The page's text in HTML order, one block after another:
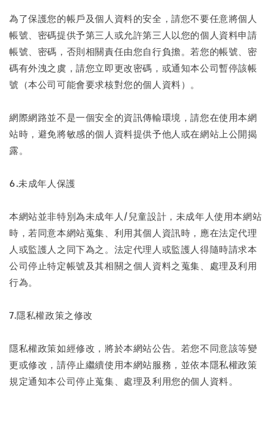
為了保護您的帳戶及個人資料的安全，請您不要任意將個人
帳號、密碼提供予第三人或允許第三人以您的個人資料申請
帳號、密碼，否則相關責任由您自行負擔。若您的帳號、密
碼有外洩之虞，請您立即更改密碼，或通知本公司暫停該帳
號（本公司可能會要求核對您的個人資料）。
網際網路並不是一個安全的資訊傳輸環境，請您在使用本網
站時，避免將敏感的個人資料提供予他人或在網站上公開揭
露。
6.未成年人保護
本網站並非特別為未成年人/兒童設計，未成年人使用本網站
時，若同意本網站蒐集、利用其個人資訊時，應在法定代理
人或監護人之同下為之。法定代理人或監護人得隨時請求本
公司停止特定帳號及其相關之個人資料之蒐集、處理及利用
行為。
7.隱私權政策之修改
隱私權政策如經修改，將於本網站公告。若您不同意該等變
更或修改，請停止繼續使用本網站服務，並依本隱私權政策
規定通知本公司停止蒐集、處理及利用您的個人資料。